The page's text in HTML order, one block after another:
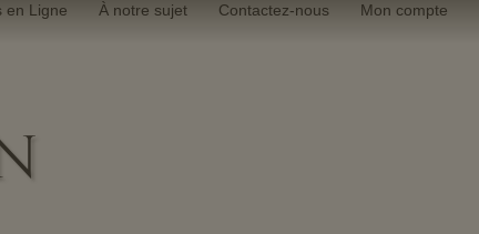
en Ligne À notre sujet Contactez-nous Mon compte